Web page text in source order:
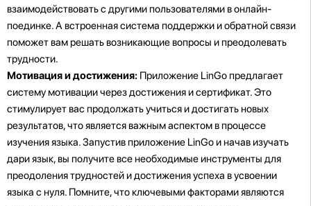
взаимодействовать с другими пользователями в онлайн-
поединке. А встроенная система поддержки и обратной связи
поможет вам решать возникающие вопросы и преодолевать
трудности.
Мотивация и достижения: Приложение LinGo предлагает
систему мотивации через достижения и сертификат. Это
стимулирует вас продолжать учиться и достигать новых
результатов, что является важным аспектом в процессе
изучения языка. Запустив приложение LinGo и начав изучать
дари язык, вы получите все необходимые инструменты для
преодоления трудностей и достижения успеха в усвоении
языка с нуля. Помните, что ключевыми факторами являются